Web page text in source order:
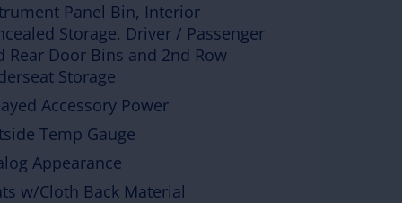
Panel Bin, Interior
Storage, Driver / Passenger
Rear Door Bins and 2nd Row
Storage
Accessory Power
Temp Gauge
Appearance
w/Cloth Back Material